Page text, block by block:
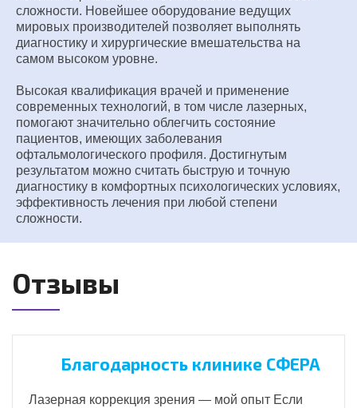
сложности. Новейшее оборудование ведущих
мировых производителей позволяет выполнять
диагностику и хирургические вмешательства на
самом высоком уровне.
Высокая квалификация врачей и применение
современных технологий, в том числе лазерных,
помогают значительно облегчить состояние
пациентов, имеющих заболевания
офтальмологического профиля. Достигнутым
результатом можно считать быструю и точную
диагностику в комфортных психологических условиях,
эффективность лечения при любой степени
сложности.
Отзывы
Благодарность клинике СФЕРА
Лазерная коррекция зрения — мой опыт Если